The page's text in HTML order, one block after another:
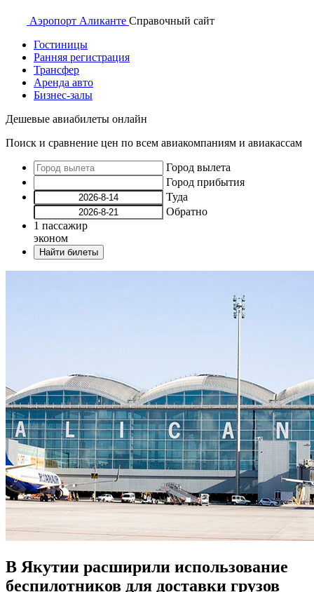
Аэропорт Аликанте Справочный сайт
Гостиницы
Ранняя регистрация
Трансфер
Аренда авто
Бизнес-залы
Дешевые авиабилеты онлайн
Поиск и сравнение цен по всем авиакомпаниям и авиакассам
Город вылета
Город прибытия
Туда
Обратно
1 пассажир
эконом
Найти билеты
В Якутии расширили использование
беспилотников для доставки грузов